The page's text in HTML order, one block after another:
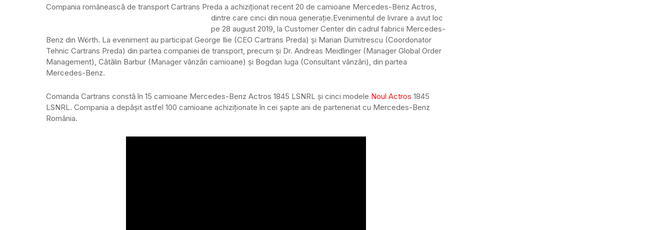
Compania românească de transport Cartrans Preda a achiziționat recent 20 de camioane Mercedes-Benz Actros,
dintre care cinci din noua generație.Evenimentul de livrare a avut loc
pe 28 august 2019, la Customer Center din cadrul fabricii Mercedes-
Benz din Wörth. La eveniment au participat George Ilie (CEO Cartrans Preda) și Marian Dumitrescu (Coordonator
Tehnic Cartrans Preda) din partea companiei de transport, precum și Dr. Andreas Meidlinger (Manager Global Order
Management), Cătălin Barbur (Manager vânzări camioane) și Bogdan Iuga (Consultant vânzări), din partea
Mercedes-Benz.
Comanda Cartrans constă în 15 camioane Mercedes-Benz Actros 1845 LSNRL și cinci modele Noul Actros 1845
LSNRL. Compania a depășit astfel 100 camioane achiziționate în cei șapte ani de parteneriat cu Mercedes-Benz
România.